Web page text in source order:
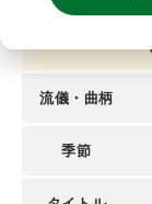
流儀・曲柄
季節